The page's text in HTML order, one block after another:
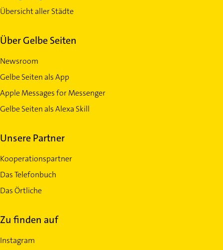
Übersicht aller Städte
Über Gelbe Seiten
Newsroom
Gelbe Seiten als App
Apple Messages for Messenger
Gelbe Seiten als Alexa Skill
Unsere Partner
Kooperationspartner
Das Telefonbuch
Das Örtliche
Zu finden auf
Instagram